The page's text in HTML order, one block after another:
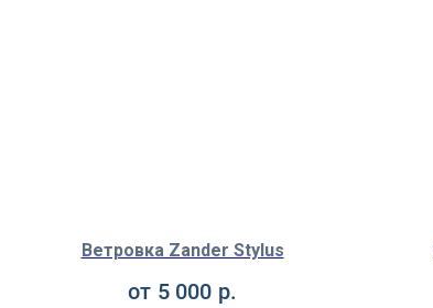
Ветровка Zander Stylus
от 5 000 р.